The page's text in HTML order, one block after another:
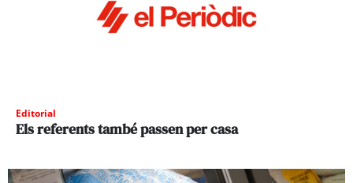
Editorial
Els referents també passen per casa